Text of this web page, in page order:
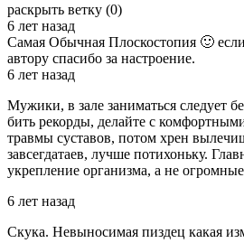
раскрыть ветку (0)
6 лет назад
Самая Обычная Плоскостопия 🙂
автору спасибо за настроение.
6 лет назад
Мужики, в зале заниматься следует
бить рекорды, делайте с
травмы суставов, потом хрен
завсегдатаев, лучше потихоньку.
укрепление организма, а не
6 лет назад
Скука. Невыносимая пиздец какая